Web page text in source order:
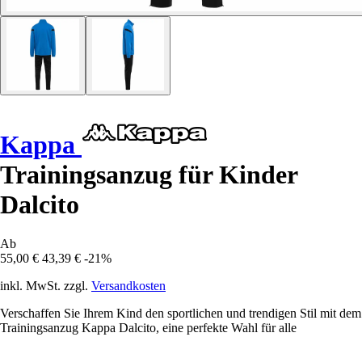
Kappa
Trainingsanzug für Kinder
Dalcito
Ab
55,00 € 43,39 € -21%
inkl. MwSt. zzgl. Versandkosten
Verschaffen Sie Ihrem Kind den sportlichen und trendigen Stil mit dem
Trainingsanzug Kappa Dalcito, eine perfekte Wahl für alle